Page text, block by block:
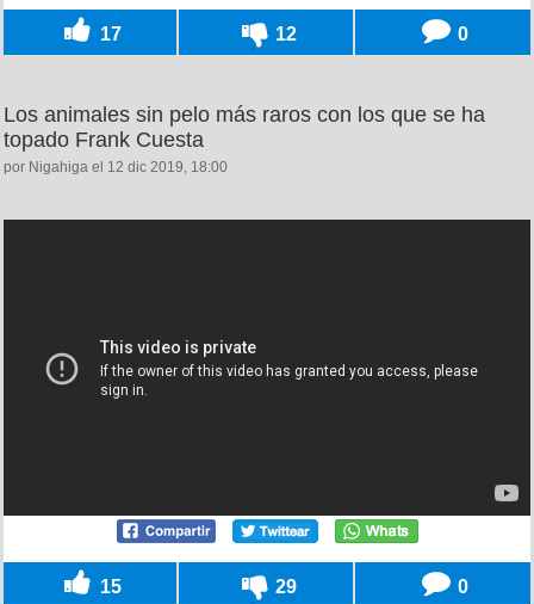
17 12 0
Los animales sin pelo más raros con los que se ha
topado Frank Cuesta
por Nigahiga el 12 dic 2019, 18:00
15 29 0